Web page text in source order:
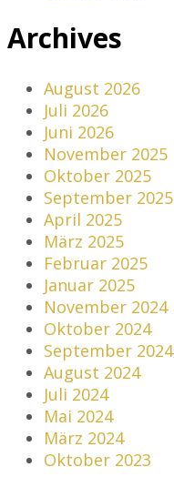
Archives
August 2026
Juli 2026
Juni 2026
November 2025
Oktober 2025
September 2025
April 2025
März 2025
Februar 2025
Januar 2025
November 2024
Oktober 2024
September 2024
August 2024
Juli 2024
Mai 2024
März 2024
Oktober 2023